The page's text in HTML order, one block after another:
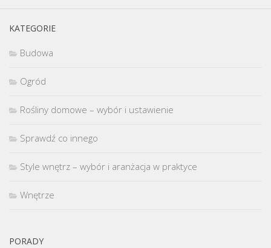
KATEGORIE
Budowa
Ogród
Rośliny domowe – wybór i ustawienie
Sprawdź co innego
Style wnętrz – wybór i aranżacja w praktyce
Wnętrze
PORADY